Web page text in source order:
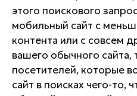
этого поискового
мобильный сайт с
контента или с совсем
вашего обычного сайта,
посетителей, которые
сайт в поисках чего-то,